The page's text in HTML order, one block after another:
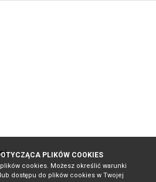
PLIKÓW COOKIES
cookies. Możesz określić warunki
dostępu do plików cookies w Twojej